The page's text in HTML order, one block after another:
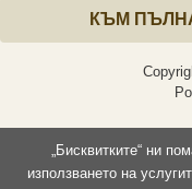
КЪМ
„Бисквитките“ ни
използването на